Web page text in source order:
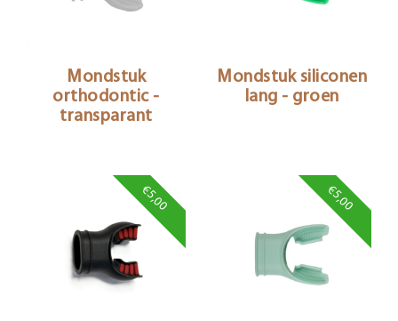
Mondstuk
orthodontic -
transparant
Mondstuk siliconen
lang - groen
€5,00 €5,00